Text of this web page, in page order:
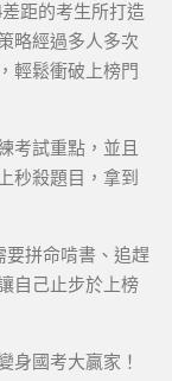
距的考生所打造
略經過多人多次
輕鬆衝破上榜門
考試重點，並且
秒殺題目，拿到
要拼命啃書、追趕
自己止步於上榜
身國考大贏家！